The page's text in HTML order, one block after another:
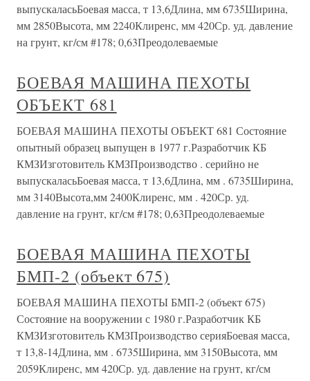
выпускаласьБоевая масса, т 13,6Длина, мм 6735Ширина,
мм 2850Высота, мм 2240Клиренс, мм 420Ср. уд. давление
на грунт, кг/см #178; 0,63Преодолеваемые
БОЕВАЯ МАШИНА ПЕХОТЫ
ОБЪЕКТ 681
БОЕВАЯ МАШИНА ПЕХОТЫ ОБЪЕКТ 681 Состояние
опытный образец выпущен в 1977 г.Разработчик КБ
КМЗИзготовитель КМЗПроизводство . серийно не
выпускаласьБоевая масса, т 13,6Длина, мм . 6735Ширина,
мм 3140Высота,мм 2400Клиренс, мм . 420Ср. уд.
давление на грунт, кг/см #178; 0,63Преодолеваемые
БОЕВАЯ МАШИНА ПЕХОТЫ
БМП-2 (объект 675)
БОЕВАЯ МАШИНА ПЕХОТЫ БМП-2 (объект 675)
Состояние на вооружении с 1980 г.Разработчик КБ
КМЗИзготовитель КМЗПроизводство серияБоевая масса,
т 13,8-14Длина, мм . 6735Ширина, мм 3150Высота, мм
2059Клиренс, мм 420Ср. уд. давление на грунт, кг/см